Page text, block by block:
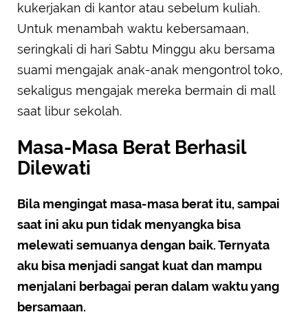
kukerjakan di kantor atau sebelum kuliah.
Untuk menambah waktu kebersamaan,
seringkali di hari Sabtu Minggu aku bersama
suami mengajak anak-anak mengontrol toko,
sekaligus mengajak mereka bermain di mall
saat libur sekolah.
Masa-Masa Berat Berhasil
Dilewati
Bila mengingat masa-masa berat itu, sampai
saat ini aku pun tidak menyangka bisa
melewati semuanya dengan baik. Ternyata
aku bisa menjadi sangat kuat dan mampu
menjalani berbagai peran dalam waktu yang
bersamaan.